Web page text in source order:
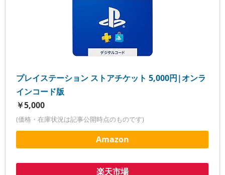
プレイステーション ストアチケット 5,000円|オンラ
インコード版
￥5,000
(価格・在庫状況は記事公開時点のものです)
Amazon
楽天市場